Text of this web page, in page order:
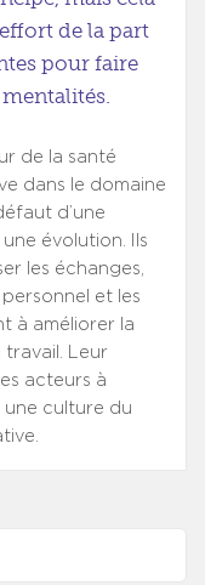
de la part
pour faire
de la santé
dans le domaine
d’une
évolution. Ils
les échanges,
et les
à améliorer la
Leur
acteurs à
une culture du